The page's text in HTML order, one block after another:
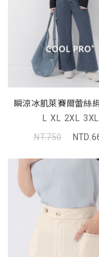
瞬涼冰肌萊賽爾蕾絲
L XL 2XL 3XL
NT.750